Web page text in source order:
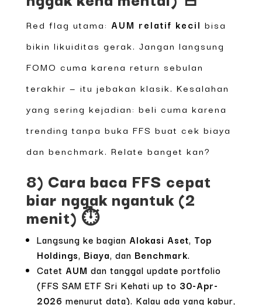
Red flag utama: AUM relatif kecil bisa
bikin likuiditas gerak. Jangan langsung
FOMO cuma karena return sebulan
terakhir — itu jebakan klasik. Kesalahan
yang sering kejadian: beli cuma karena
trending tanpa buka FFS buat cek biaya
dan benchmark. Relate banget kan?
8) Cara baca FFS cepat
biar nggak ngantuk (2
menit) ⏱️
Langsung ke bagian Alokasi Aset, Top
Holdings, Biaya, dan Benchmark.
Catet AUM dan tanggal update portfolio
(FFS SAM ETF Sri Kehati up to 30-Apr-
2026 menurut data). Kalau ada yang kabur,